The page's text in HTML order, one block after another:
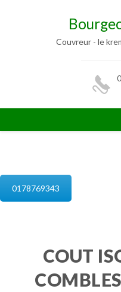
Couvreur - le
0178769343
COUT